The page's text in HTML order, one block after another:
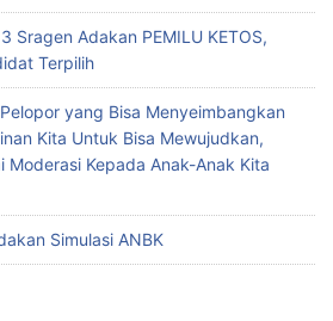
Sragen Adakan PEMILU KETOS,
Terpilih
yang Bisa Menyeimbangkan
Kita Untuk Bisa Mewujudkan,
Moderasi Kepada Anak-Anak Kita
Simulasi ANBK